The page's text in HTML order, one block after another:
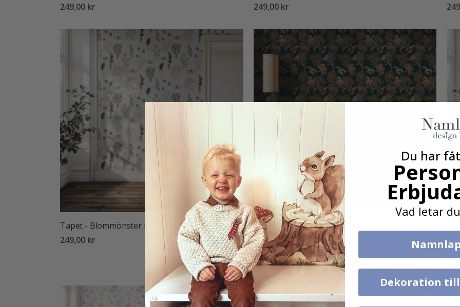
249,00 kr
249,00 kr
Tapet - Blommönster med Fjärilar
249,00 kr
Tapet - Bläckfisk Korallmönster
249,00 kr
Du har
Vad letar
Dekoration